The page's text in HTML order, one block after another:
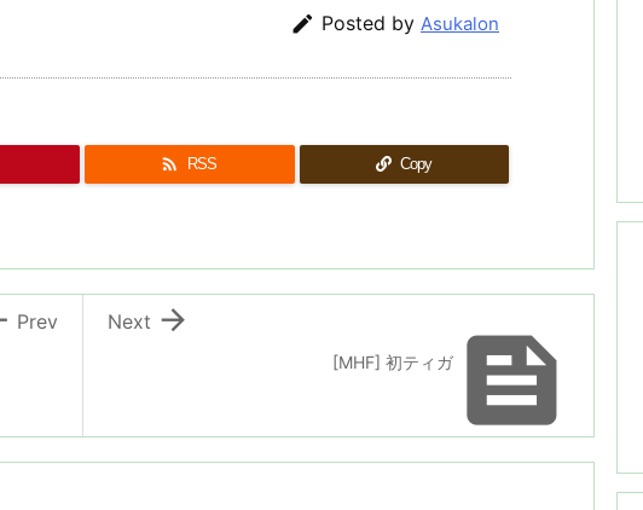
 Posted by Asukalon
 RSS Copy

[MHF] 初ティガ

Next
Prev